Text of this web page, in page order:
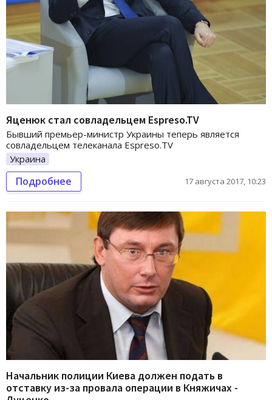
Яценюк стал совладельцем Espreso.TV
Бывший премьер-министр Украины теперь является
совладельцем телеканала Espreso.TV
Украина
Подробнее 17 августа 2017, 10:23
Начальник полиции Киева должен подать в
отставку из-за провала операции в Княжичах -